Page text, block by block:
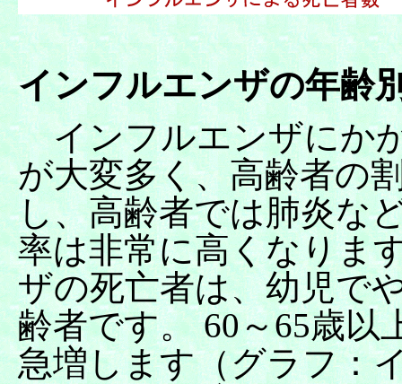
インフルエンザの年齢
インフルエンザにか
が大変多く、高齢者の
し、高齢者では肺炎な
率は非常に高くなりま
ザの死亡者は、幼児で
齢者です。 60～65歳
急増します（グラフ：